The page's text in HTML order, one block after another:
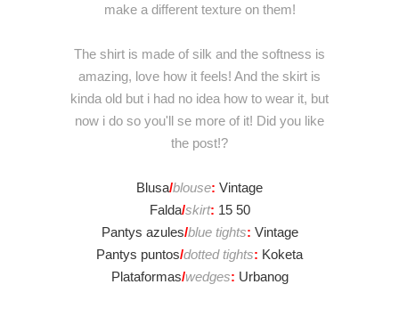
make a different texture on them!
The shirt is made of silk and the softness is
amazing, love how it feels! And the skirt is
kinda old but i had no idea how to wear it, but
now i do so you'll se more of it! Did you like
the post!?
Blusa/blouse: Vintage
Falda/skirt: 15 50
Pantys azules/blue tights: Vintage
Pantys puntos/dotted tights: Koketa
Plataformas/wedges: Urbanog